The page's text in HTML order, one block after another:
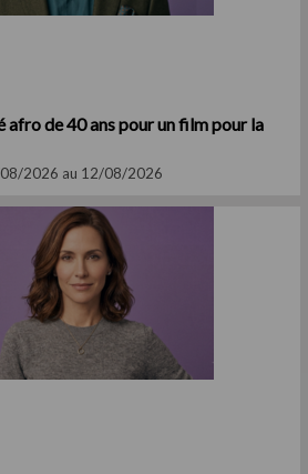
de 40 ans pour un film pour la
2026 au 12/08/2026